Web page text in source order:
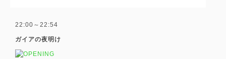
22:00～22:54
ガイアの夜明け